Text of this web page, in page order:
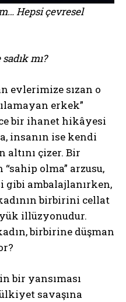
Hepsi çevresel
mı?
evlerimize sızan o
erkek”
bir ihanet hikâyesi
insanın ise kendi
altını çizer. Bir
olma” arzusu,
ambalajlanırken,
birbirini cellat
illüzyonudur.
birbirine düşman
bir yansıması
savaşına